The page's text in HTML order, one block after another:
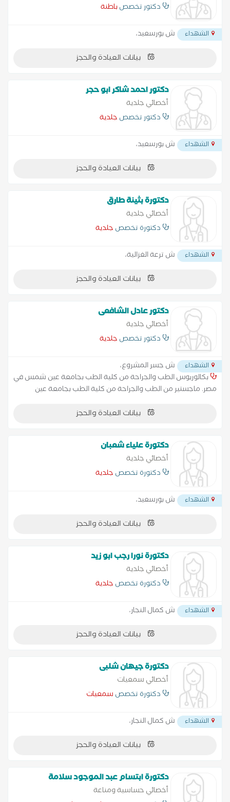
دكتور تخصصباطنة
الشهداء ش بورسعيد،
بيانات العيادة والحجز
دكتور احمد شاكر ابو حجر
أخصائي جلدية
دكتور تخصص جلدية
الشهداء ش بورسعيد،
بيانات العيادة والحجز
دكتورة بثينة طارق
أخصائي جلدية
دكتورة تخصص جلدية
الشهداء ش ترعة الغزالية،
بيانات العيادة والحجز
دكتور عادل الشافعى
أخصائي جلدية
دكتور تخصص جلدية
الشهداء
ش جسر المشروع،
بكالوريوس الطب والجراحة من كلية الطب بجامعة عين شمس في
مصر. ماجستير من الطب والجراحة من كلية الطب بجامعة عين
بيانات العيادة والحجز
دكتورة علياء شعبان
أخصائي جلدية
دكتورة تخصص جلدية
الشهداء ش بورسعيد،
بيانات العيادة والحجز
دكتورة نورا رجب ابو زيد
أخصائي جلدية
دكتورة تخصص جلدية
الشهداء ش كمال النجار،
بيانات العيادة والحجز
دكتورة جيهان شلبى
أخصائي سمعيات
دكتورة تخصص سمعيات
الشهداء ش كمال النجار،
بيانات العيادة والحجز
دكتورة ابتسام عبد الموجود سلامة
أخصائي حساسية ومناعة